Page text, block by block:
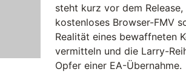
steht kurz vor dem Release,
kostenloses Browser-FMV
Realität eines bewaffneten
vermitteln und die Larry-
Opfer einer EA-Übernahme.